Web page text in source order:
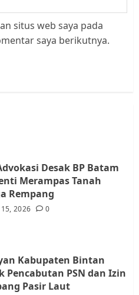
situs web saya pada
saya berikutnya.
Desak BP Batam
Merampas Tanah
Rempang
15, 2026 0
Kabupaten Bintan
Pencabutan PSN dan Izin
Pasir Laut
Pemko Batam, Warga
Rempang Ajukan
Warga
17, 2026 0
15, 2026 0